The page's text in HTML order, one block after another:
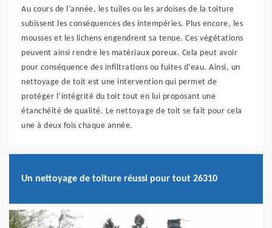
Au cours de l’année, les tuiles ou les ardoises de la toiture
subissent les conséquences des intempéries. Plus encore, les
mousses et les lichens engendrent sa tenue. Ces végétations
peuvent ainsi rendre les matériaux poreux. Cela peut avoir
pour conséquence des infiltrations ou fuites d’eau. Ainsi, un
nettoyage de toit est une intervention qui permet de
protéger l’intégrité du toit tout en lui proposant une
étanchéité de qualité. Le nettoyage de toit se fait pour cela
une à deux fois chaque année.
Un nettoyage de toiture réussi pour tout 26310